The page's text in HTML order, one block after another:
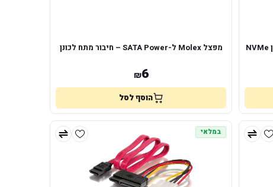
מפצל Molex ל-SATA Power – חיבור מתח לכונן
₪6
הוסף לסל
במלאי